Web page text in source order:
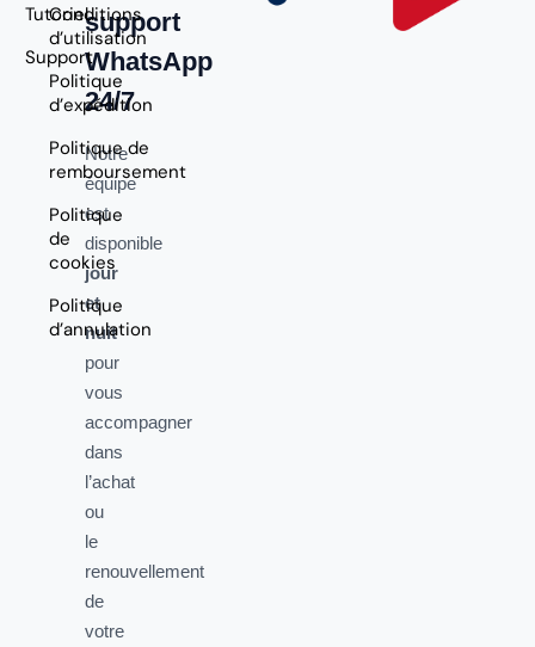
Tutoriel
Support
Conditions
d’utilisation
Politique
d’expédition
Politique de
remboursement
Politique
de
cookies
Politique
d’annulation
support
WhatsApp
24/7
Notre
équipe
est
disponible
jour
et
nuit
pour
vous
accompagner
dans
l’achat
ou
le
renouvellement
de
votre